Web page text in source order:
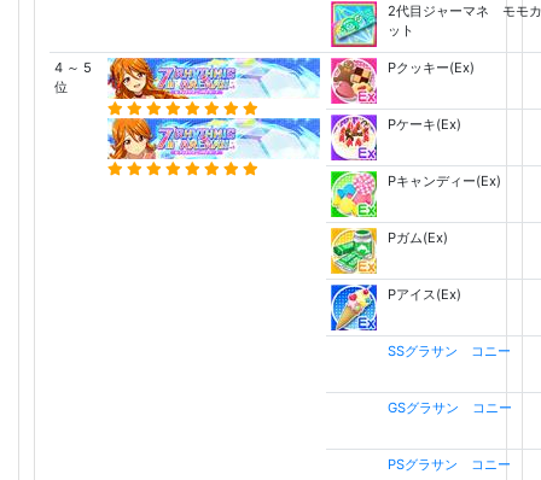
2代目ジャーマネ モモ
ット
4 ～ 5
位
Pクッキー(Ex)
Pケーキ(Ex)
Pキャンディー(Ex)
Pガム(Ex)
Pアイス(Ex)
SSグラサン コニー
GSグラサン コニー
PSグラサン コニー